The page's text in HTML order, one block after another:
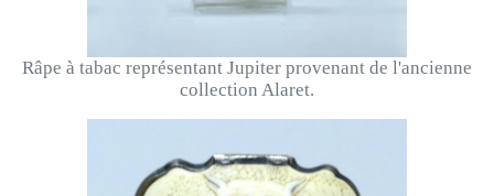
Râpe à tabac représentant Jupiter provenant de l'ancienne
collection Alaret.